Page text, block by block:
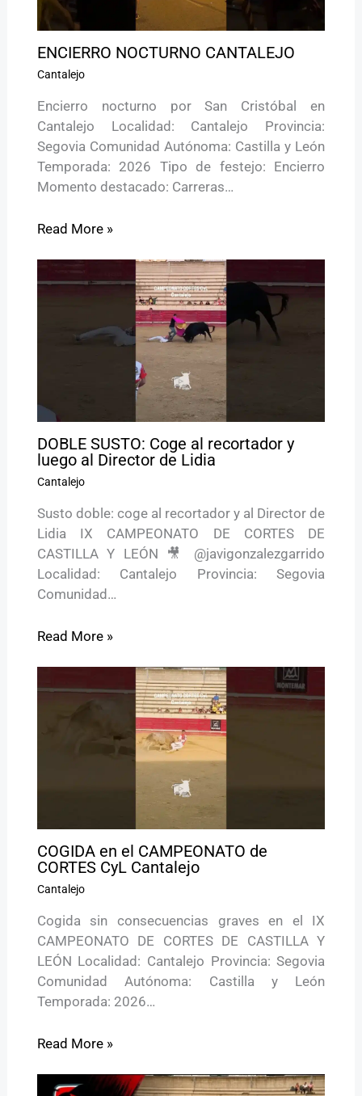
ENCIERRO NOCTURNO CANTALEJO
Cantalejo
Encierro nocturno por San Cristóbal en
Cantalejo Localidad: Cantalejo Provincia:
Segovia Comunidad Autónoma: Castilla y León
Temporada: 2026 Tipo de festejo: Encierro
Momento destacado: Carreras…
Read More »
DOBLE SUSTO: Coge al recortador y
luego al Director de Lidia
Cantalejo
Susto doble: coge al recortador y al Director de
Lidia IX CAMPEONATO DE CORTES DE
CASTILLA Y LEÓN 🎥 @javigonzalezgarrido
Localidad: Cantalejo Provincia: Segovia
Comunidad…
Read More »
COGIDA en el CAMPEONATO de
CORTES CyL Cantalejo
Cantalejo
Cogida sin consecuencias graves en el IX
CAMPEONATO DE CORTES DE CASTILLA Y
LEÓN Localidad: Cantalejo Provincia: Segovia
Comunidad Autónoma: Castilla y León
Temporada: 2026…
Read More »